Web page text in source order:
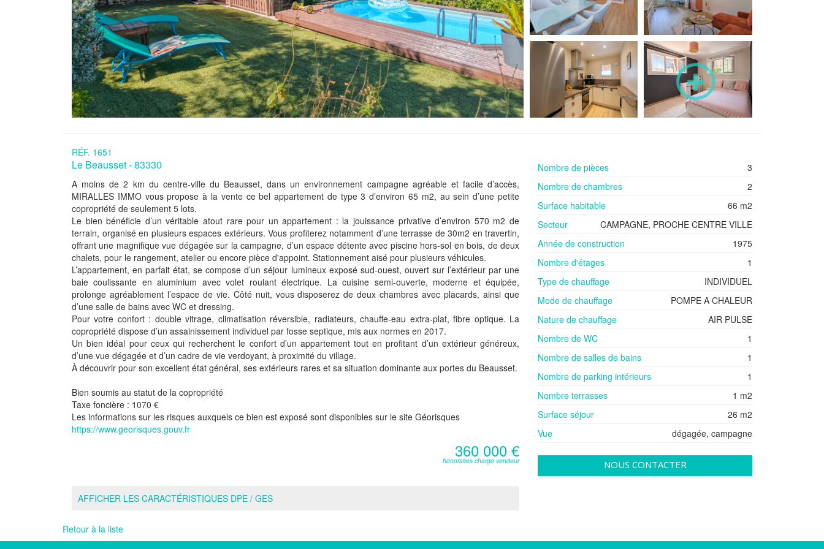
RÉF. 1651
Le Beausset - 83330
A moins de 2 km du centre-ville du Beausset, dans un environnement campagne agréable et facile d’accès,
MIRALLES IMMO vous propose à la vente ce bel appartement de type 3 d’environ 65 m2, au sein d’une petite
copropriété de seulement 5 lots.
Le bien bénéficie d’un véritable atout rare pour un appartement : la jouissance privative d’environ 570 m2 de
terrain, organisé en plusieurs espaces extérieurs. Vous profiterez notamment d’une terrasse de 30m2 en travertin,
offrant une magnifique vue dégagée sur la campagne, d’un espace détente avec piscine hors-sol en bois, de deux
chalets, pour le rangement, atelier ou encore pièce d'appoint. Stationnement aisé pour plusieurs véhicules.
L’appartement, en parfait état, se compose d’un séjour lumineux exposé sud-ouest, ouvert sur l’extérieur par une
baie coulissante en aluminium avec volet roulant électrique. La cuisine semi-ouverte, moderne et équipée,
prolonge agréablement l’espace de vie. Côté nuit, vous disposerez de deux chambres avec placards, ainsi que
d’une salle de bains avec WC et dressing.
Pour votre confort : double vitrage, climatisation réversible, radiateurs, chauffe-eau extra-plat, fibre optique. La
copropriété dispose d’un assainissement individuel par fosse septique, mis aux normes en 2017.
Un bien idéal pour ceux qui recherchent le confort d’un appartement tout en profitant d’un extérieur généreux,
d’une vue dégagée et d’un cadre de vie verdoyant, à proximité du village.
À découvrir pour son excellent état général, ses extérieurs rares et sa situation dominante aux portes du Beausset.
Bien soumis au statut de la copropriété
Taxe foncière : 1070 €
Les informations sur les risques auxquels ce bien est exposé sont disponibles sur le site Géorisques
https://www.georisques.gouv.fr
360 000 €
honoraires charge vendeur
AFFICHER LES CARACTÉRISTIQUES DPE / GES
Nombre de pièces
3
Nombre de chambres
2
Surface habitable
66 m2
Secteur
CAMPAGNE, PROCHE CENTRE VILLE
Année de construction
1975
Nombre d'étages
1
Type de chauffage
INDIVIDUEL
Mode de chauffage
POMPE A CHALEUR
Nature de chauffage
AIR PULSE
Nombre de WC
1
Nombre de salles de bains
1
Nombre de parking intérieurs
1
Nombre terrasses
1 m2
Surface séjour
26 m2
Vue
dégagée, campagne
NOUS CONTACTER
Retour à la liste